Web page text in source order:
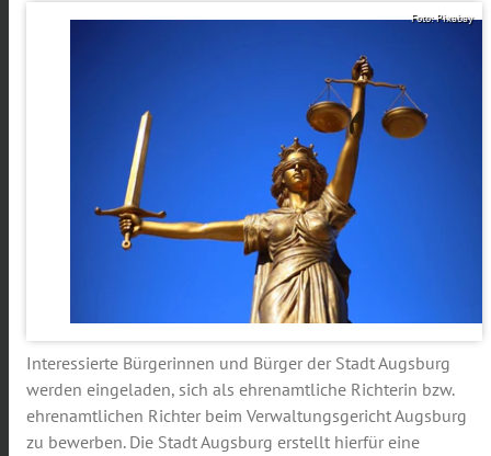
Foto: Pixabay
Interessierte Bürgerinnen und Bürger der Stadt Augsburg
werden eingeladen, sich als ehrenamtliche Richterin bzw.
ehrenamtlichen Richter beim Verwaltungsgericht Augsburg
zu bewerben. Die Stadt Augsburg erstellt hierfür eine